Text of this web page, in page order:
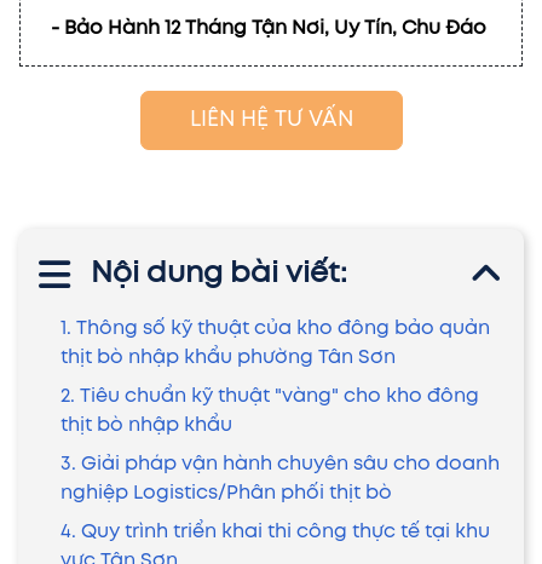
- Bảo Hành 12 Tháng Tận Nơi, Uy Tín, Chu Đáo
LIÊN HỆ TƯ VẤN
Nội dung bài viết:
1. Thông số kỹ thuật của kho đông bảo quản
thịt bò nhập khẩu phường Tân Sơn
2. Tiêu chuẩn kỹ thuật "vàng" cho kho đông
thịt bò nhập khẩu
3. Giải pháp vận hành chuyên sâu cho doanh
nghiệp Logistics/Phân phối thịt bò
4. Quy trình triển khai thi công thực tế tại khu